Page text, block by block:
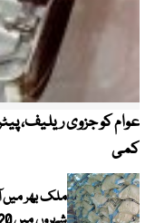
عوام کو جزوی ریلیف،
کمی
ملک بھر